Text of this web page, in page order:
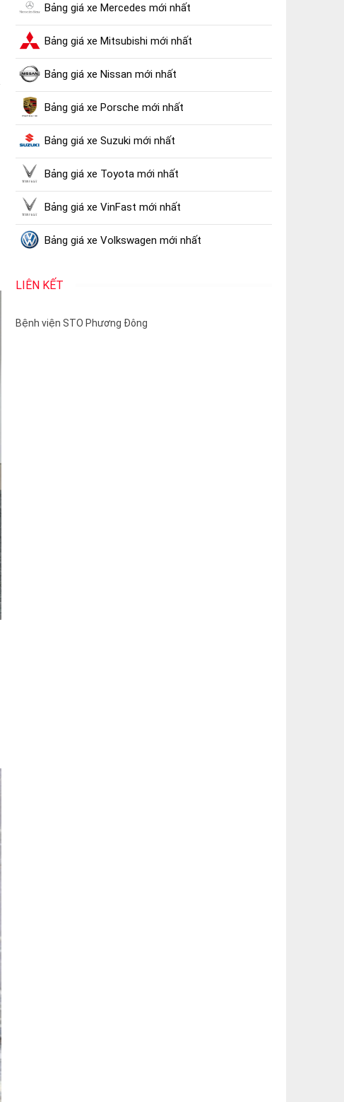
Bảng giá xe Mercedes mới nhất
Bảng giá xe Mitsubishi mới nhất
Bảng giá xe Nissan mới nhất
Bảng giá xe Porsche mới nhất
Bảng giá xe Suzuki mới nhất
Bảng giá xe Toyota mới nhất
Bảng giá xe VinFast mới nhất
Bảng giá xe Volkswagen mới nhất
LIÊN KẾT
Bệnh viện STO Phương Đông